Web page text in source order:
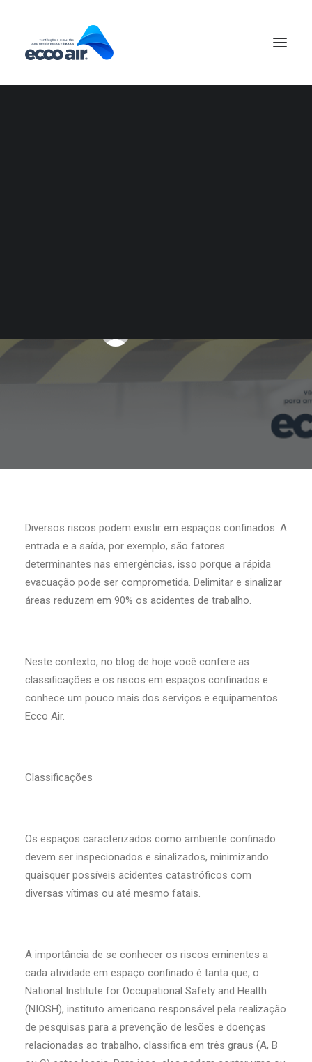
Diversos riscos podem existir em espaços confinados. A
entrada e a saída, por exemplo, são fatores
determinantes nas emergências, isso porque a rápida
evacuação pode ser comprometida. Delimitar e sinalizar
áreas reduzem em 90% os acidentes de trabalho.
Neste contexto, no blog de hoje você confere as
classificações e os riscos em espaços confinados e
conhece um pouco mais dos serviços e equipamentos
Ecco Air.
Classificações
Os espaços caracterizados como ambiente confinado
devem ser inspecionados e sinalizados, minimizando
quaisquer possíveis acidentes catastróficos com
diversas vítimas ou até mesmo fatais.
A importância de se conhecer os riscos eminentes a
cada atividade em espaço confinado é tanta que, o
National Institute for Occupational Safety and Health
(NIOSH), instituto americano responsável pela realização
de pesquisas para a prevenção de lesões e doenças
relacionadas ao trabalho, classifica em três graus (A, B